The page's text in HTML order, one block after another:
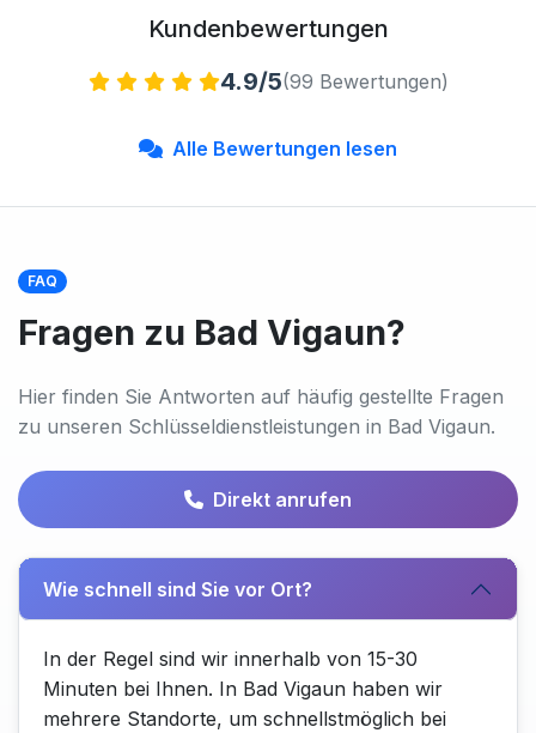
Kundenbewertungen
4.9/5(99 Bewertungen)
Alle Bewertungen lesen
FAQ
Fragen zu Bad Vigaun?
Hier finden Sie Antworten auf häufig gestellte Fragen
zu unseren Schlüsseldienstleistungen in Bad Vigaun.
Direkt anrufen
Wie schnell sind Sie vor Ort?
In der Regel sind wir innerhalb von 15-30
Minuten bei Ihnen. In Bad Vigaun haben wir
mehrere Standorte, um schnellstmöglich bei